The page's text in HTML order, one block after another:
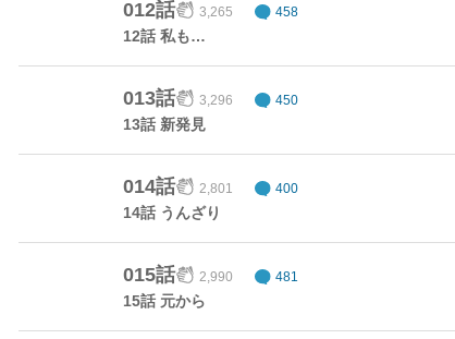
012話 3,265 458
12話 私も…
013話 3,296 450
13話 新発見
014話 2,801 400
14話 うんざり
015話 2,990 481
15話 元から